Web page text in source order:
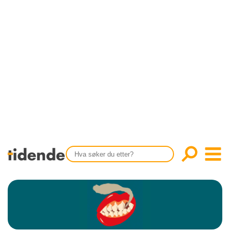
KONTAKT
OM OSS